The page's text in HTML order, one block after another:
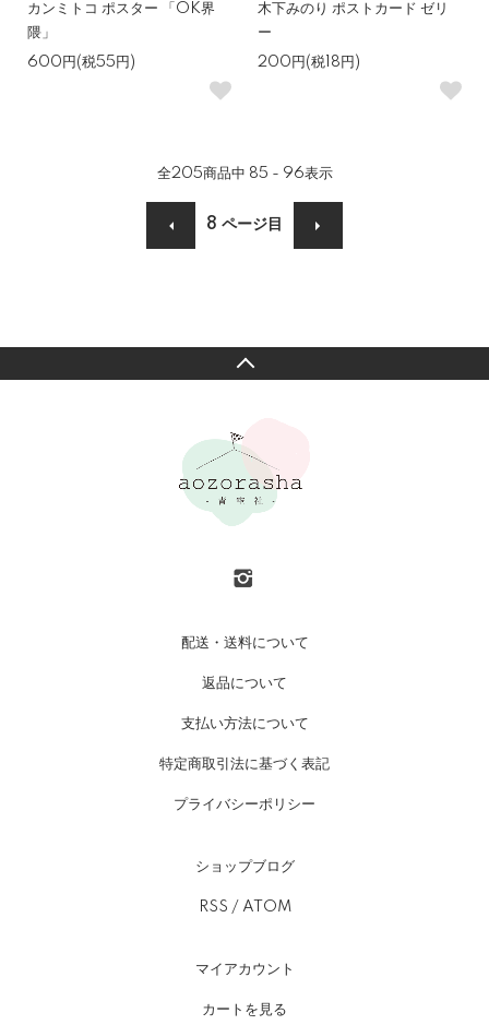
カンミトコ ポスター 「OK界
隈」
600円(税55円)
木下みのり ポストカード ゼリ
ー
200円(税18円)
全205商品中 85 - 96表示
8 ページ目
配送・送料について
返品について
支払い方法について
特定商取引法に基づく表記
プライバシーポリシー
ショップブログ
RSS / ATOM
マイアカウント
カートを見る